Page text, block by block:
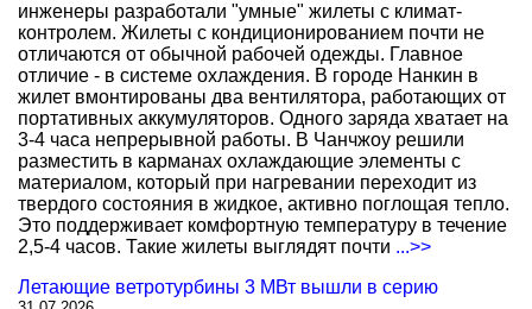
инженеры разработали "умные" жилеты с климат-
контролем. Жилеты с кондиционированием почти не
отличаются от обычной рабочей одежды. Главное
отличие - в системе охлаждения. В городе Нанкин в
жилет вмонтированы два вентилятора, работающих от
портативных аккумуляторов. Одного заряда хватает на
3-4 часа непрерывной работы. В Чанчжоу решили
разместить в карманах охлаждающие элементы с
материалом, который при нагревании переходит из
твердого состояния в жидкое, активно поглощая тепло.
Это поддерживает комфортную температуру в течение
2,5-4 часов. Такие жилеты выглядят почти ...>>
Летающие ветротурбины 3 МВт вышли в серию